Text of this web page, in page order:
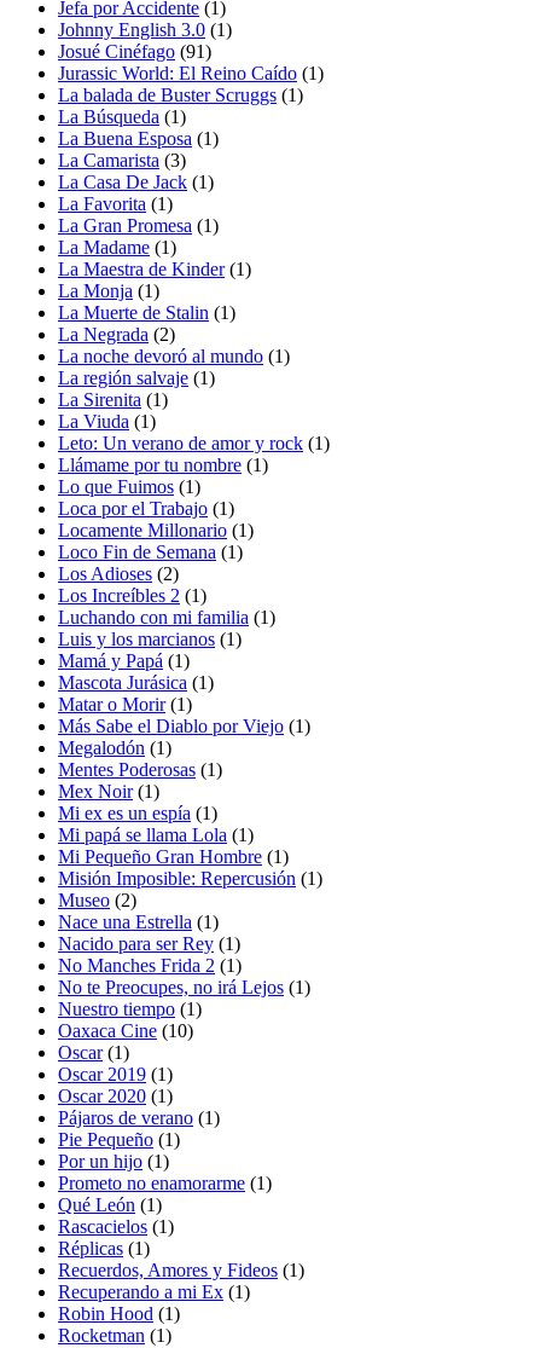
Jefa por Accidente (1)
Johnny English 3.0 (1)
Josué Cinéfago (91)
Jurassic World: El Reino Caído (1)
La balada de Buster Scruggs (1)
La Búsqueda (1)
La Buena Esposa (1)
La Camarista (3)
La Casa De Jack (1)
La Favorita (1)
La Gran Promesa (1)
La Madame (1)
La Maestra de Kinder(1)
La Monja (1)
La Muerte de Stalin (1)
La Negrada (2)
La noche devoró al mundo (1)
La región salvaje (1)
La Sirenita (1)
La Viuda (1)
Leto: Un verano de amor y rock (1)
Llámame por tu nombre (1)
Lo que Fuimos (1)
Loca por el Trabajo (1)
Locamente Millonario (1)
Loco Fin de Semana (1)
Los Adioses (2)
Los Increíbles 2 (1)
Luchando con mi familia (1)
Luis y los marcianos (1)
Mamá y Papá (1)
Mascota Jurásica (1)
Matar o Morir(1)
Más Sabe el Diablo por Viejo (1)
Megalodón (1)
Mentes Poderosas (1)
Mex Noir(1)
Mi ex es un espía (1)
Mi papá se llama Lola (1)
Mi Pequeño Gran Hombre (1)
Misión Imposible: Repercusión (1)
Museo (2)
Nace una Estrella (1)
Nacido para ser Rey (1)
No Manches Frida 2 (1)
No te Preocupes, no irá Lejos (1)
Nuestro tiempo (1)
Oaxaca Cine (10)
Oscar(1)
Oscar 2019 (1)
Oscar 2020 (1)
Pájaros de verano (1)
Pie Pequeño (1)
Por un hijo (1)
Prometo no enamorarme (1)
Qué León (1)
Rascacielos (1)
Réplicas (1)
Recuerdos, Amores y Fideos (1)
Recuperando a mi Ex (1)
Robin Hood (1)
Rocketman (1)